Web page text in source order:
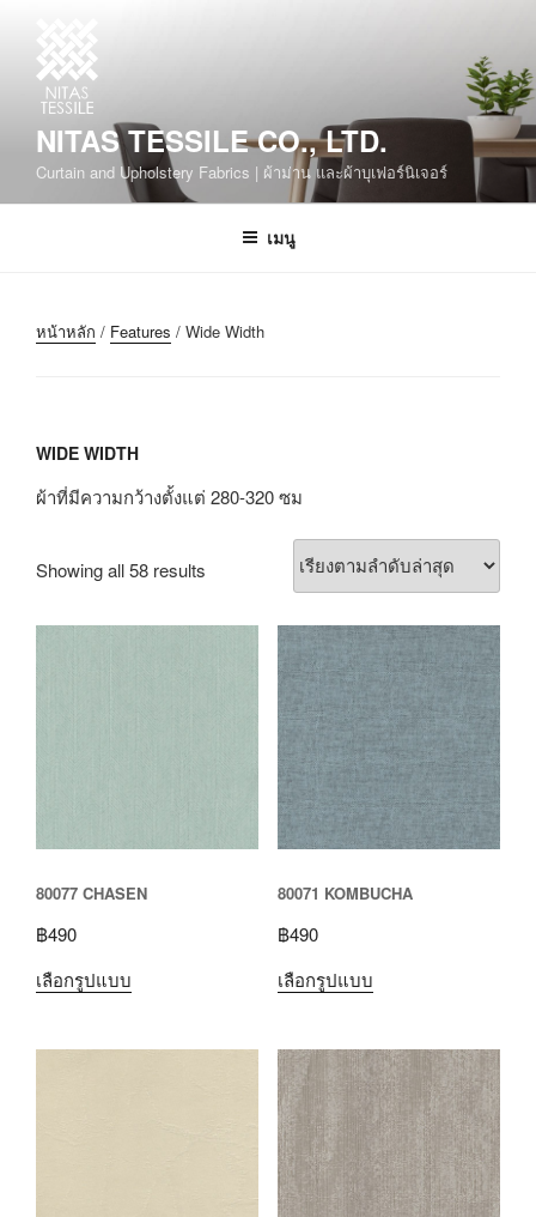
NITAS TESSILE CO., LTD.
Curtain and Upholstery Fabrics | ผ้าม่าน และผ้าบุเฟอร์นิเจอร์
เมนู
หน้าหลัก / Features / Wide Width
WIDE WIDTH
ผ้าที่มีความกว้างตั้งแต่ 280-320 ซม
Showing all 58 results
80077 CHASEN
฿490
เลือกรูปแบบ
80071 KOMBUCHA
฿490
เลือกรูปแบบ